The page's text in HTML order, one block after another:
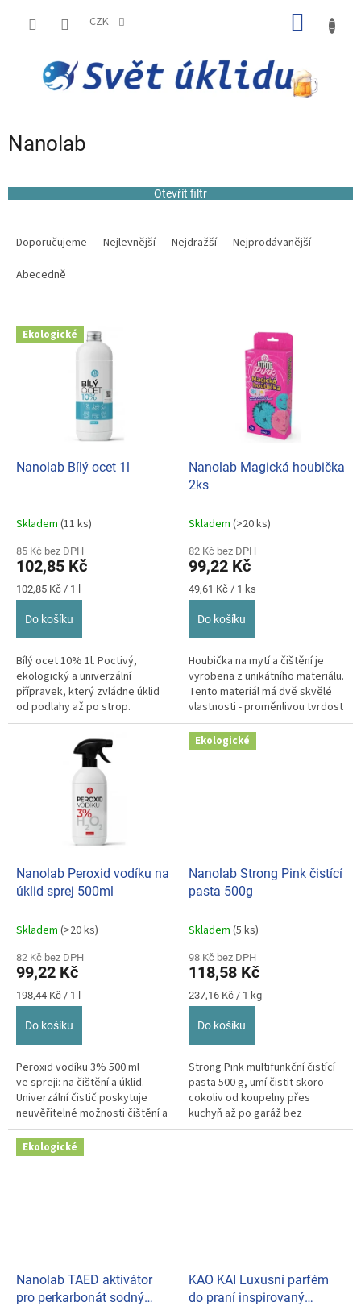
CZK
Nanolab
Otevřít filtr
Doporučujeme Nejlevnější Nejdražší
Nejprodávanější
Abecedně
V Ekologické
Nanolab Bílý ocet 1l
Skladem (11 ks)
85 Kč bez DPH
102,85 Kč
Měrná
cena:
102,85 Kč / 1 l
Do košíku
Bílý ocet 10% 1l. Poctivý,
ekologický a univerzální
přípravek, který zvládne úklid
od podlahy až po strop.
Nanolab Magická houbička
2ks
Skladem (>20 ks)
82 Kč bez DPH
99,22 Kč
Měrná
cena:
49,61 Kč / 1 ks
Do košíku
Houbička na mytí a čištění je
vyrobena z unikátního materiálu.
Tento materiál má dvě skvělé
vlastnosti - proměnlivou tvrdost
a vysokou nasákavost.
Nanolab Peroxid vodíku na
úklid sprej 500ml
Skladem (>20 ks)
82 Kč bez DPH
99,22 Kč
Měrná
cena:
198,44 Kč / 1 l
Do košíku
Peroxid vodíku 3% 500 ml
ve spreji: na čištění a úklid.
Univerzální čistič poskytuje
neuvěřitelné možnosti čištění a
dezinfekce, aniž by...
Ekologické
Nanolab Strong Pink čistící
pasta 500g
Skladem (5 ks)
98 Kč bez DPH
118,58 Kč
Měrná
cena:
237,16 Kč / 1 kg
Do košíku
Strong Pink multifunkční čistící
pasta 500 g, umí čistit skoro
cokoliv od koupelny přes
kuchyň až po garáž bez
agresivních chemikálií. Leští a...
Ekologické
Nanolab TAED aktivátor
pro perkarbonát sodný
KAO KAI Luxusní parfém
do praní inspirovaný